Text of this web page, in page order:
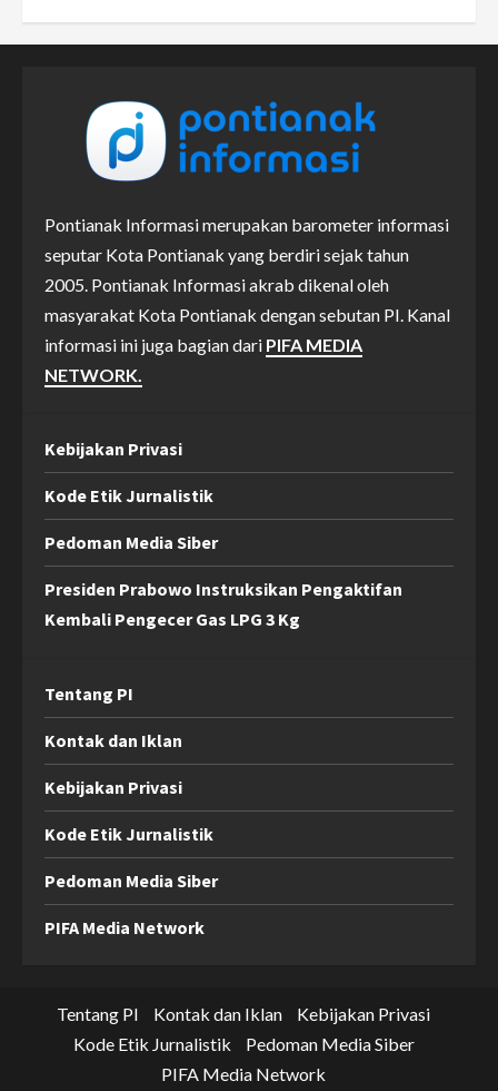
Pontianak Informasi merupakan barometer informasi
seputar Kota Pontianak yang berdiri sejak tahun
2005. Pontianak Informasi akrab dikenal oleh
masyarakat Kota Pontianak dengan sebutan PI. Kanal
informasi ini juga bagian dari PIFA MEDIA
NETWORK.
Kebijakan Privasi
Kode Etik Jurnalistik
Pedoman Media Siber
Presiden Prabowo Instruksikan Pengaktifan
Kembali Pengecer Gas LPG 3 Kg
Tentang PI
Kontak dan Iklan
Kebijakan Privasi
Kode Etik Jurnalistik
Pedoman Media Siber
PIFA Media Network
Tentang PI Kontak dan Iklan
Kebijakan Privasi
Kode Etik Jurnalistik
Pedoman Media Siber
PIFA Media Network